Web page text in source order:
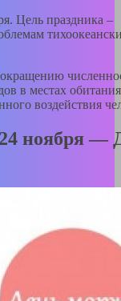
Цель праздника –
в местах
воздействия
ноября —